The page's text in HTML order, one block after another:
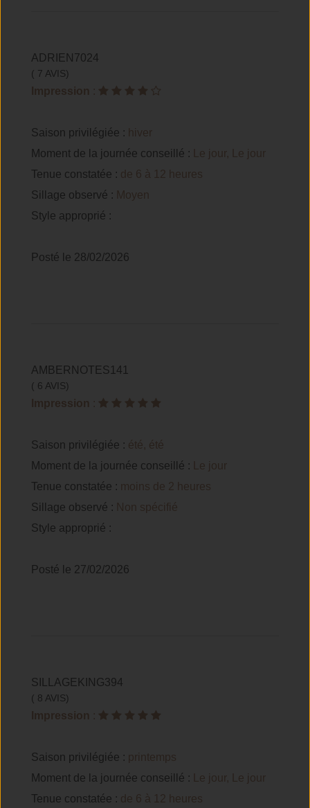
ADRIEN7024
( 7 AVIS)
Impression :
Saison privilégiée : hiver
Moment de la journée conseillé :
Le jour, Le jour
Tenue constatée : de 6 à 12 heures
Sillage observé : Moyen
Style approprié :
Posté le 28/02/2026
AMBERNOTES141
( 6 AVIS)
Impression :
Saison privilégiée : été, été
Moment de la journée conseillé :
Le jour
Tenue constatée :
moins de 2 heures
Sillage observé : Non spécifié
Style approprié :
Posté le 27/02/2026
SILLAGEKING394
( 8 AVIS)
Impression :
Saison privilégiée : printemps
Moment de la journée conseillé :
Le jour, Le jour
Tenue constatée : de 6 à 12 heures